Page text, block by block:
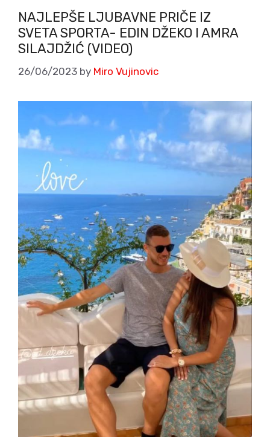
NAJLEPŠE LJUBAVNE PRIČE IZ
SVETA SPORTA- EDIN DŽEKO I AMRA
SILAJDŽIĆ (VIDEO)
26/06/2023 by Miro Vujinovic